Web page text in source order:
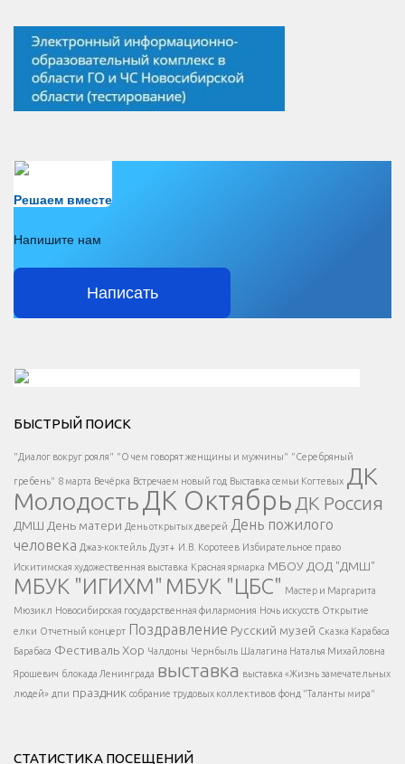
Решаем вместе
Напишите нам
Написать
Есть вопрос?
Напишите нам
</span >
Написать
</button >
</div >
</div > </div >
БЫСТРЫЙ ПОИСК
"Диалог вокруг рояля" "О чем говорят женщины и мужчины" "Серебряный
гребень" 8 марта Вечёрка Встречаем новый год Выставка семьи Когтевых ДК
МолодостьДК Октябрь ДК Россия
ДМШ День матери День открытых дверей День пожилого
человека Джаз-коктейль Дуэт+ И.В. Коротеев Избирательное право
Искитимская художественная выставка Красная ярмарка МБОУ ДОД "ДМШ"
МБУК "ИГИХМ" МБУК "ЦБС" Мастер и Маргарита
Мюзикл Новосибирская государственная филармония Ночь искусств Открытие
елки Отчетный концерт Поздравление Русский музей Сказка Карабаса
Барабаса Фестиваль Хор Чалдоны Чернбыль Шалагина Наталья Михайловна
Ярошевич блокада Ленинграда выставка выставка «Жизнь замечательных
людей» дпи праздник собрание трудовых коллективов фонд "Таланты мира"
СТАТИСТИКА ПОСЕЩЕНИЙ